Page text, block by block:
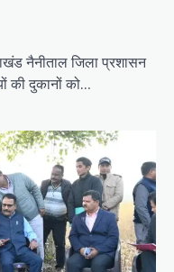
नैनीताल जिला प्रशासन
की दुकानों को…